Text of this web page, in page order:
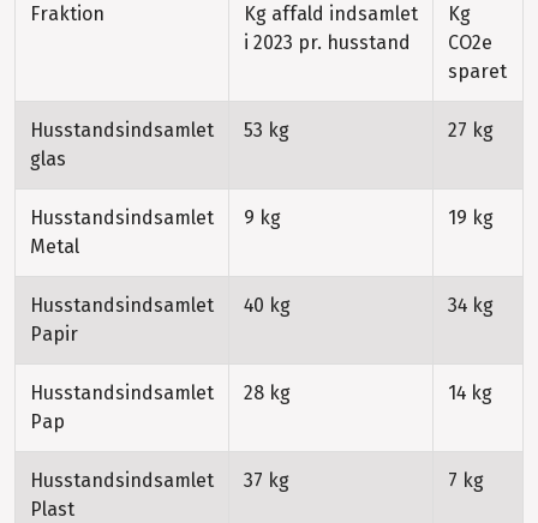
Fraktion
Kg affald indsamlet
i 2023 pr. husstand
Kg
CO2e
sparet
Husstandsindsamlet
glas
53 kg 27 kg
Husstandsindsamlet
Metal
9 kg 19 kg
Husstandsindsamlet
Papir
40 kg 34 kg
Husstandsindsamlet
Pap
28 kg 14 kg
Husstandsindsamlet
Plast
37 kg 7 kg